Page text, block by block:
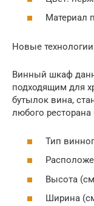
Материал
Новые
Винный шкаф
подходящим для
бутылок вина,
любого
Тип
Высота
Ширина